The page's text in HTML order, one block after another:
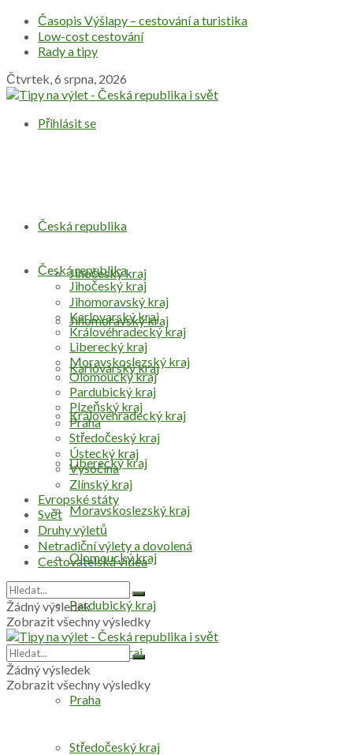
Časopis Výšlapy – cestování a turistika
Low-cost cestování
Rady a tipy
Čtvrtek, 6 srpna, 2026
Přihlásit se
Česká republika
Jihočeský kraj
Jihomoravský kraj
Karlovarský kraj
Královéhradecký kraj
Liberecký kraj
Moravskoslezský kraj
Olomoucký kraj
Pardubický kraj
Plzeňský kraj
Praha
Středočeský kraj
Česká republika
Jihočeský kraj
Jihomoravský kraj
Karlovarský kraj
Královéhradecký kraj
Liberecký kraj
Moravskoslezský kraj
Olomoucký kraj
Pardubický kraj
Plzeňský kraj
Praha
Středočeský kraj
Ústecký kraj
Vysočina
Zlínský kraj
Evropské státy
Svět
Druhy výletů
Netradiční výlety a dovolená
Cestovatelská videa
Žádný výsledek
Zobrazit všechny výsledky
Žádný výsledek
Zobrazit všechny výsledky